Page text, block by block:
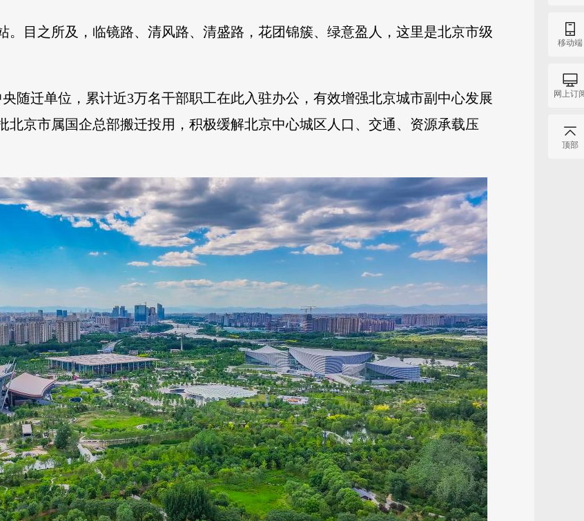
。目之所及，临镜路、清风路、清盛路，花团锦簇、绿意盈人，这里是北京市级
随迁单位，累计近3万名干部职工在此入驻办公，有效增强北京城市副中心发展
北京市属国企总部搬迁投用，积极缓解北京中心城区人口、交通、资源承载压
移动端
网上订
顶部